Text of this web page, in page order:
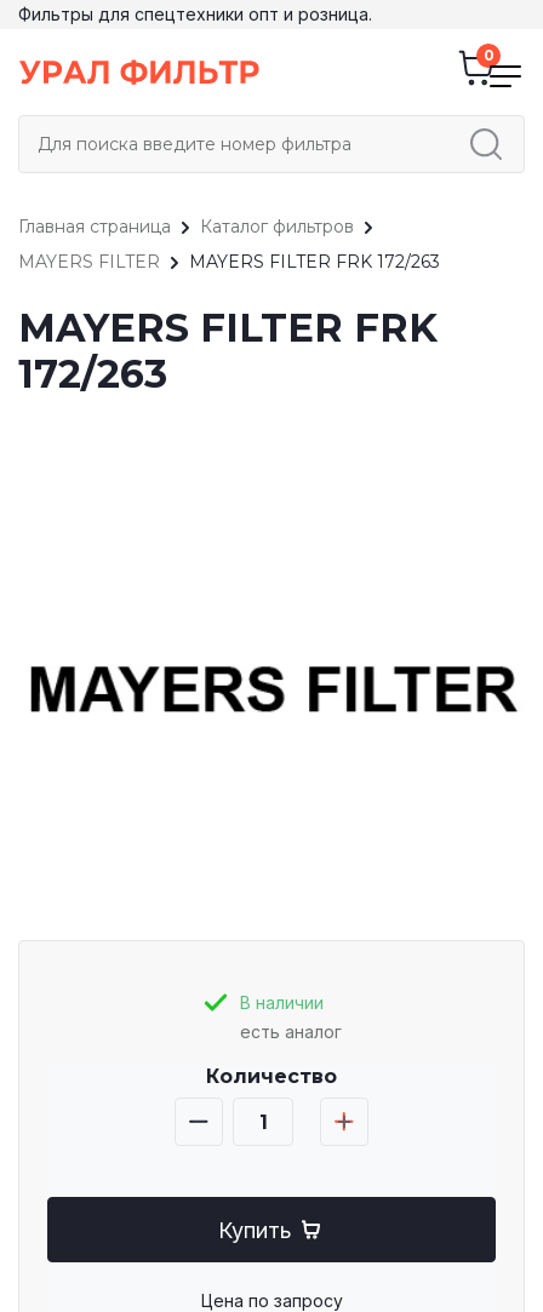
Фильтры для спецтехники опт и розница.
Главная страница
Каталог фильтров
MAYERS FILTER
MAYERS FILTER FRK 172/263
MAYERS FILTER FRK
172/263
В наличии
есть аналог
Количество
Купить
Цена по запросу